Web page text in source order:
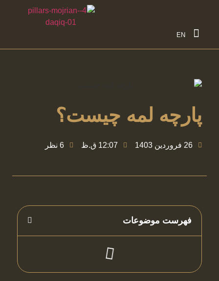
EN
پارچه لمه چیست؟
26 فروردین 1403 12:07 ق.ظ 6 نظر
فهرست موضوعات